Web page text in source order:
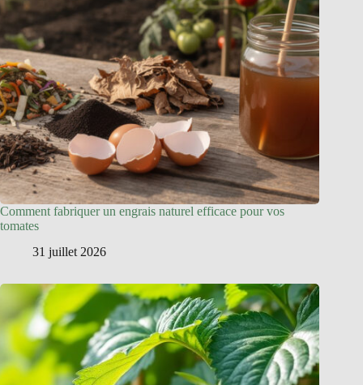
Comment fabriquer un engrais naturel efficace pour vos
tomates
31 juillet 2026